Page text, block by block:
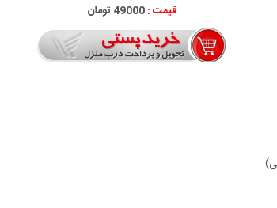
قیمت :49000 تومان